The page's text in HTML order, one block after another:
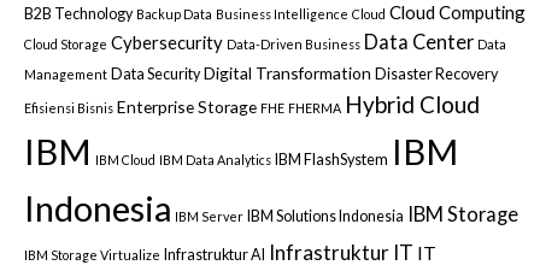
B2B Technology Backup Data Business Intelligence Cloud Cloud Computing
Cloud Storage Cybersecurity Data-Driven Business Data Center Data
Management Data Security Digital Transformation Disaster Recovery
Efisiensi Bisnis Enterprise Storage FHE FHERMA Hybrid Cloud
IBM IBM Cloud IBM Data Analytics IBM FlashSystem IBM
Indonesia IBM Server IBM Solutions Indonesia IBM Storage
IBM Storage Virtualize Infrastruktur AI Infrastruktur IT IT